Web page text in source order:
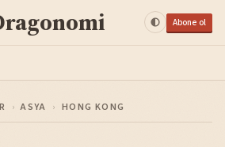
Abone ol
› ASYA › HONG KONG